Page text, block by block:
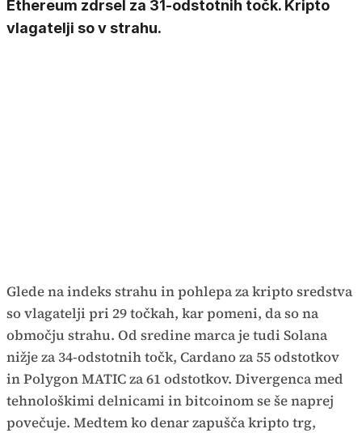
Ethereum zdrsel za 31-odstotnih točk. Kripto
vlagatelji so v strahu.
Glede na indeks strahu in pohlepa za kripto sredstva
so vlagatelji pri 29 točkah, kar pomeni, da so na
območju strahu. Od sredine marca je tudi Solana
nižje za 34-odstotnih točk, Cardano za 55 odstotkov
in Polygon MATIC za 61 odstotkov. Divergenca med
tehnološkimi delnicami in bitcoinom se še naprej
povečuje. Medtem ko denar zapušča kripto trg,